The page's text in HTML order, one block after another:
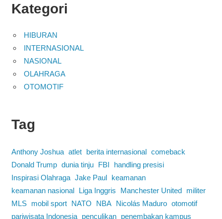
Kategori
HIBURAN
INTERNASIONAL
NASIONAL
OLAHRAGA
OTOMOTIF
Tag
Anthony Joshua atlet berita internasional comeback
Donald Trump dunia tinju FBI
handling presisi
Inspirasi Olahraga Jake Paul
keamanan
keamanan nasional
Liga Inggris Manchester United
militer
MLS
mobil sport NATO NBA Nicolás Maduro otomotif
pariwisata Indonesia
penculikan penembakan kampus